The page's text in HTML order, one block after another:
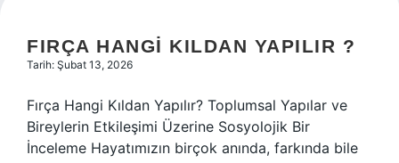
FIRÇA HANGI KILDAN YAPILIR ?
Tarih: Şubat 13, 2026
Fırça Hangi Kıldan Yapılır? Toplumsal Yapılar ve
Bireylerin Etkileşimi Üzerine Sosyolojik Bir
İnceleme Hayatımızın birçok anında, farkında bile